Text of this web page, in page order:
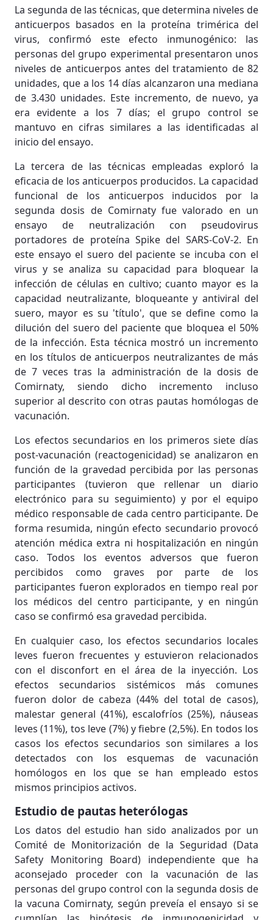
La segunda de las técnicas, que determina niveles de
anticuerpos basados en la proteína trimérica del
virus, confirmó este efecto inmunogénico: las
personas del grupo experimental presentaron unos
niveles de anticuerpos antes del tratamiento de 82
unidades, que a los 14 días alcanzaron una mediana
de 3.430 unidades. Este incremento, de nuevo, ya
era evidente a los 7 días; el grupo control se
mantuvo en cifras similares a las identificadas al
inicio del ensayo.
La tercera de las técnicas empleadas exploró la
eficacia de los anticuerpos producidos. La capacidad
funcional de los anticuerpos inducidos por la
segunda dosis de Comirnaty fue valorado en un
ensayo de neutralización con pseudovirus
portadores de proteína Spike del SARS-CoV-2. En
este ensayo el suero del paciente se incuba con el
virus y se analiza su capacidad para bloquear la
infección de células en cultivo; cuanto mayor es la
capacidad neutralizante, bloqueante y antiviral del
suero, mayor es su 'título', que se define como la
dilución del suero del paciente que bloquea el 50%
de la infección. Esta técnica mostró un incremento
en los títulos de anticuerpos neutralizantes de más
de 7 veces tras la administración de la dosis de
Comirnaty, siendo dicho incremento incluso
superior al descrito con otras pautas homólogas de
vacunación.
Los efectos secundarios en los primeros siete días
post-vacunación (reactogenicidad) se analizaron en
función de la gravedad percibida por las personas
participantes (tuvieron que rellenar un diario
electrónico para su seguimiento) y por el equipo
médico responsable de cada centro participante. De
forma resumida, ningún efecto secundario provocó
atención médica extra ni hospitalización en ningún
caso. Todos los eventos adversos que fueron
percibidos como graves por parte de los
participantes fueron explorados en tiempo real por
los médicos del centro participante, y en ningún
caso se confirmó esa gravedad percibida.
En cualquier caso, los efectos secundarios locales
leves fueron frecuentes y estuvieron relacionados
con el disconfort en el área de la inyección. Los
efectos secundarios sistémicos más comunes
fueron dolor de cabeza (44% del total de casos),
malestar general (41%), escalofríos (25%), náuseas
leves (11%), tos leve (7%) y fiebre (2,5%). En todos los
casos los efectos secundarios son similares a los
detectados con los esquemas de vacunación
homólogos en los que se han empleado estos
mismos principios activos.
Estudio de pautas heterólogas
Los datos del estudio han sido analizados por un
Comité de Monitorización de la Seguridad (Data
Safety Monitoring Board) independiente que ha
aconsejado proceder con la vacunación de las
personas del grupo control con la segunda dosis de
la vacuna Comirnaty, según preveía el ensayo si se